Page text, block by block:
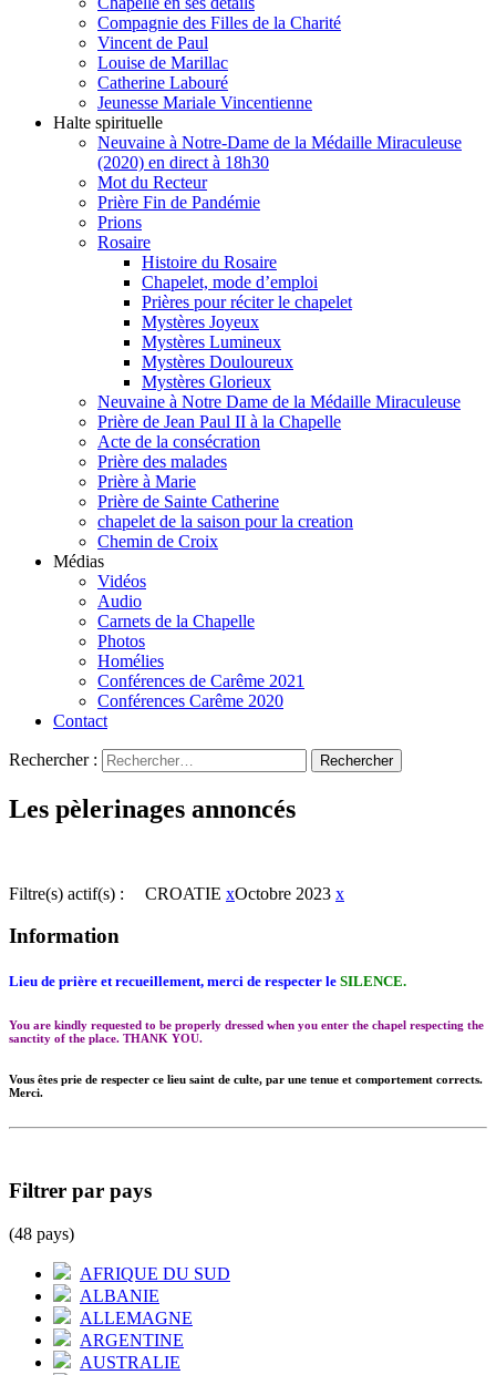
Compagnie des Filles de la Charité
Vincent de Paul
Louise de Marillac
Catherine Labouré
Jeunesse Mariale Vincentienne
Halte spirituelle
Neuvaine à Notre-Dame de la Médaille Miraculeuse
(2020) en direct à 18h30
Mot du Recteur
Prière Fin de Pandémie
Prions
Rosaire
Histoire du Rosaire
Chapelet, mode d’emploi
Prières pour réciter le chapelet
Mystères Joyeux
Mystères Lumineux
Mystères Douloureux
Mystères Glorieux
Neuvaine à Notre Dame de la Médaille Miraculeuse
Prière de Jean Paul II à la Chapelle
Acte de la consécration
Prière des malades
Prière à Marie
Prière de Sainte Catherine
chapelet de la saison pour la creation
Chemin de Croix
Médias
Vidéos
Audio
Carnets de la Chapelle
Photos
Homélies
Conférences de Carême 2021
Conférences Carême 2020
Contact
Rechercher :
Les pèlerinages annoncés
Filtre(s) actif(s) : CROATIE xOctobre 2023 x
Information
Lieu de prière et recueillement, merci de respecter le SILENCE.
You are kindly requested to be properly dressed when you enter the chapel respecting the
sanctity of the place. THANK YOU.
Vous êtes prie de respecter ce lieu saint de culte, par une tenue et comportement corrects.
Merci.
Filtrer par pays
(48 pays)
AFRIQUE DU SUD
ALBANIE
ALLEMAGNE
ARGENTINE
AUSTRALIE